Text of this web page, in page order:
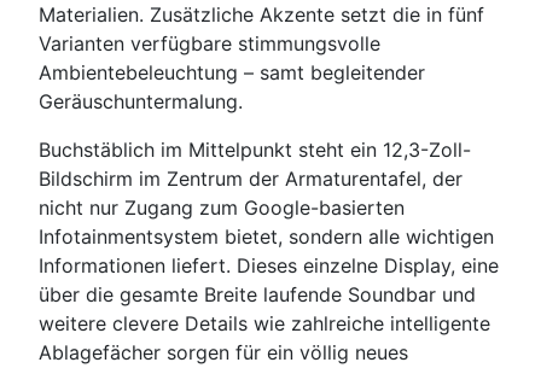
Materialien. Zusätzliche Akzente setzt die in fünf
Varianten verfügbare stimmungsvolle
Ambientebeleuchtung – samt begleitender
Geräuschuntermalung.
Buchstäblich im Mittelpunkt steht ein 12,3-Zoll-
Bildschirm im Zentrum der Armaturentafel, der
nicht nur Zugang zum Google-basierten
Infotainmentsystem bietet, sondern alle wichtigen
Informationen liefert. Dieses einzelne Display, eine
über die gesamte Breite laufende Soundbar und
weitere clevere Details wie zahlreiche intelligente
Ablagefächer sorgen für ein völlig neues